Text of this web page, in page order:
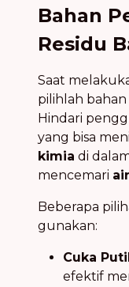
Bahan
Residu
Saat
pilihlah
Hindari
yang bisa
kimia di
mencemari
Beberapa
gunakan:
Cuka
efektif